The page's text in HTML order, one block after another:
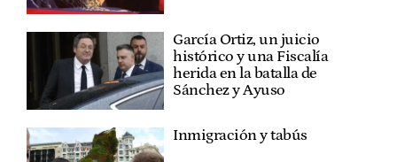
García Ortiz, un juicio
histórico y una Fiscalía
herida en la batalla de
Sánchez y Ayuso
Inmigración y tabús